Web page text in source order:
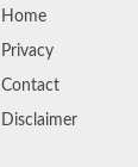
Home
Privacy
Contact
Disclaimer